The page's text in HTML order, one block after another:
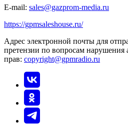
E-mail: sales@gazprom-media.ru
https://gpmsaleshouse.ru/
Адрес электронной почты для
претензии по вопросам
прав: copyright@gpmradio.ru